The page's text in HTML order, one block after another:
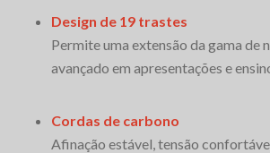
Design de 19 trastes
Permite uma extensão da gama de
avançado em apresentações e
Cordas de carbono
Afinação estável, tensão